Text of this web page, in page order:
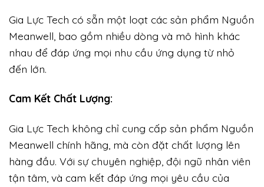
Gia Lực Tech có sẵn một loạt các sản phẩm Nguồn
Meanwell, bao gồm nhiều dòng và mô hình khác
nhau để đáp ứng mọi nhu cầu ứng dụng từ nhỏ
đến lớn.
Cam Kết Chất Lượng:
Gia Lực Tech không chỉ cung cấp sản phẩm Nguồn
Meanwell chính hãng, mà còn đặt chất lượng lên
hàng đầu. Với sự chuyên nghiệp, đội ngũ nhân viên
tận tâm, và cam kết đáp ứng mọi yêu cầu của